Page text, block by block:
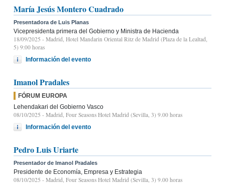
María Jesús Montero Cuadrado
Presentadora de Luis Planas
Vicepresidenta primera del Gobierno y Ministra de Hacienda
18/09/2025 - Madrid, Hotel Mandarin Oriental Ritz de Madrid (Plaza de la Lealtad,
5) 9:00 horas
Información del evento
Imanol Pradales
FÓRUM EUROPA
Lehendakari del Gobierno Vasco
08/10/2025 - Madrid, Four Seasons Hotel Madrid (Sevilla, 3) 9.00 horas
Información del evento
Pedro Luis Uriarte
Presentador de Imanol Pradales
Presidente de Economía, Empresa y Estrategia
08/10/2025 - Madrid, Four Seasons Hotel Madrid (Sevilla, 3) 9.00 horas